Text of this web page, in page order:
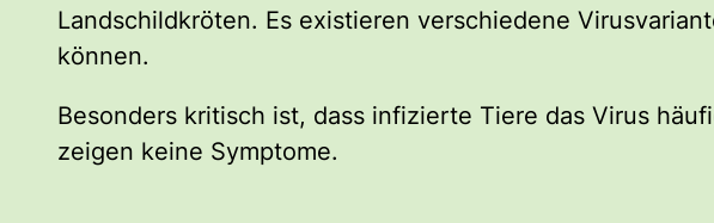
Landschildkröten. Es existieren verschiedene
können.
Besonders kritisch ist, dass infizierte Tiere das Virus
zeigen keine Symptome.